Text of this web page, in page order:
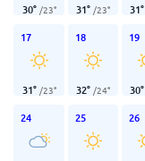
30° /23° 31° /23° 31°
17
31° /23°
18
32° /24°
19
30°
24 25 26